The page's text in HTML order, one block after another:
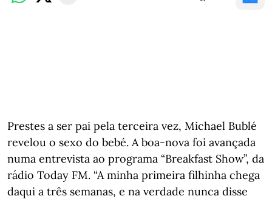
Prestes a ser pai pela terceira vez, Michael Bublé
revelou o sexo do bebé. A boa-nova foi avançada
numa entrevista ao programa “Breakfast Show”, da
rádio Today FM. “A minha primeira filhinha chega
daqui a três semanas, e na verdade nunca disse